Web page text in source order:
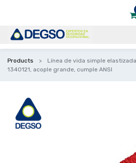
Products
Línea de vida simple
1340121, acople grande, cumple ANSI